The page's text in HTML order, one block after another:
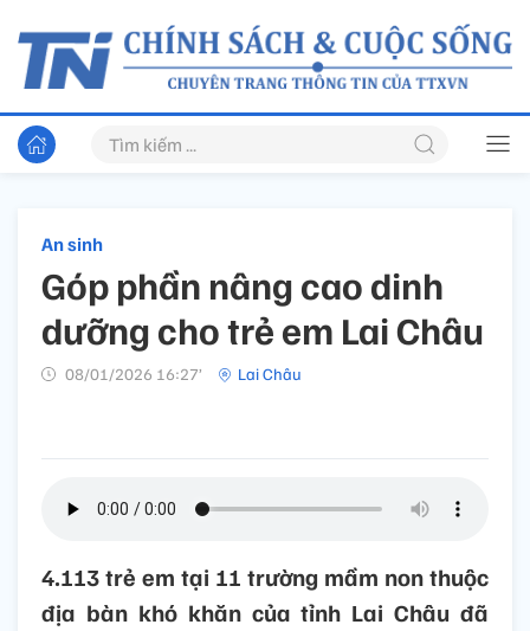
An sinh
Góp phần nâng cao dinh
dưỡng cho trẻ em Lai Châu
08/01/2026 16:27’ Lai Châu
4.113 trẻ em tại 11 trường mầm non thuộc
địa bàn khó khăn của tỉnh Lai Châu đã